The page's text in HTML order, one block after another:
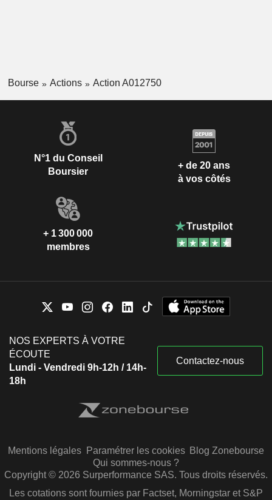
Bourse Actions Action A012750
N°1 du Conseil
Boursier
+ de 20 ans
à vos côtés
+ 1 300 000
membres
NOS EXPERTS À VOTRE
ÉCOUTE
Lundi - Vendredi 9h-12h / 14h-
18h
Contactez-nous
Mentions légales Paramétrer les cookies Blog Zonebourse
Qui sommes-nous ?
Copyright © 2026 Surperformance SAS. Tous droits réservés.
Les cotations sont fournies par Factset, Morningstar et S&P